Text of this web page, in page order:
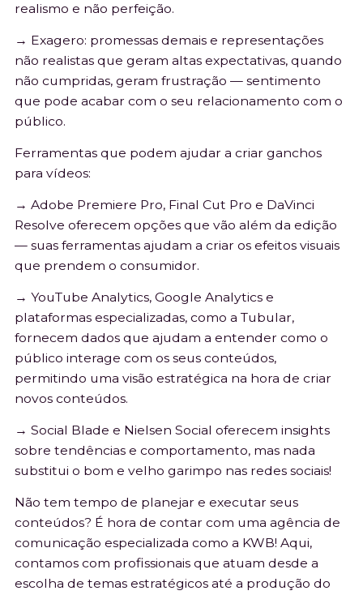
realismo e não perfeição.
→ Exagero: promessas demais e representações
não realistas que geram altas expectativas, quando
não cumpridas, geram frustração — sentimento
que pode acabar com o seu relacionamento com o
público.
Ferramentas que podem ajudar a criar ganchos
para vídeos:
→ Adobe Premiere Pro, Final Cut Pro e DaVinci
Resolve oferecem opções que vão além da edição
— suas ferramentas ajudam a criar os efeitos visuais
que prendem o consumidor.
→ YouTube Analytics, Google Analytics e
plataformas especializadas, como a Tubular,
fornecem dados que ajudam a entender como o
público interage com os seus conteúdos,
permitindo uma visão estratégica na hora de criar
novos conteúdos.
→ Social Blade e Nielsen Social oferecem insights
sobre tendências e comportamento, mas nada
substitui o bom e velho garimpo nas redes sociais!
Não tem tempo de planejar e executar seus
conteúdos? É hora de contar com uma agência de
comunicação especializada como a KWB! Aqui,
contamos com profissionais que atuam desde a
escolha de temas estratégicos até a produção do